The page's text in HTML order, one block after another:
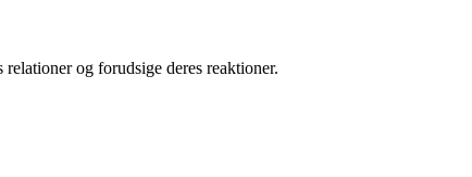
og forudsige deres reaktioner.